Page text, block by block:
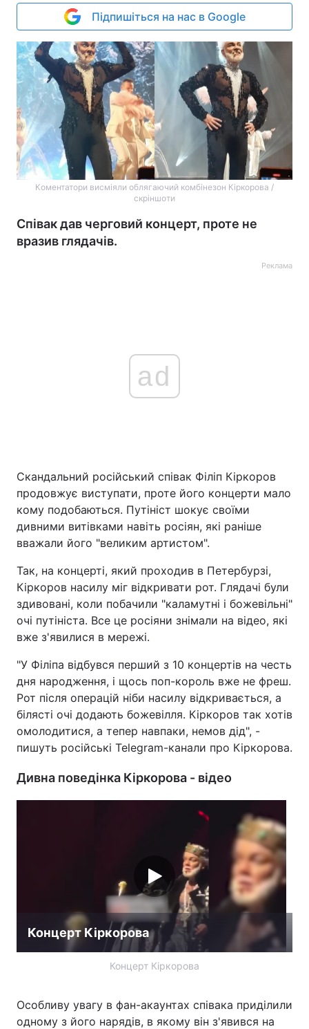
Підпишіться на нас в Google
Коментатори висміяли облягаючий комбінезон Кіркорова /
скріншоти
Співак дав черговий концерт, проте не
вразив глядачів.
Реклама
ad
Скандальний російський співак Філіп Кіркоров
продовжує виступати, проте його концерти мало
кому подобаються. Путініст шокує своїми
дивними витівками навіть росіян, які раніше
вважали його "великим артистом".
Так, на концерті, який проходив в Петербурзі,
Кіркоров насилу міг відкривати рот. Глядачі були
здивовані, коли побачили "каламутні і божевільні"
очі путініста. Все це росіяни знімали на відео, які
вже з'явилися в мережі.
"У Філіпа відбувся перший з 10 концертів на честь
дня народження, і щось поп-король вже не фреш.
Рот після операцій ніби насилу відкривається, а
білясті очі додають божевілля. Кіркоров так хотів
омолодитися, а тепер навпаки, немов дід", -
пишуть російські Telegram-канали про Кіркорова.
Дивна поведінка Кіркорова - відео
Концерт Кіркорова
Концерт Кіркорова
Особливу увагу в фан-акаунтах співака приділили
одному з його нарядів, в якому він з'явився на